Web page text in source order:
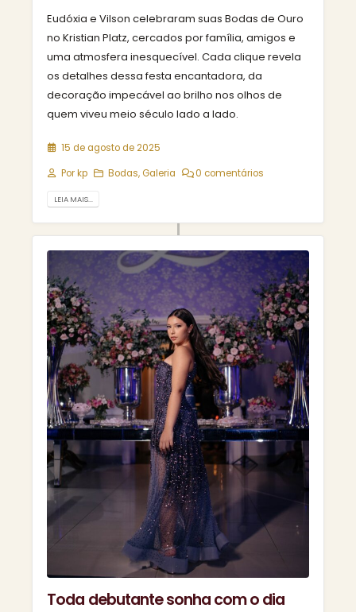
Eudóxia e Vilson celebraram suas Bodas de Ouro
no Kristian Platz, cercados por família, amigos e
uma atmosfera inesquecível. Cada clique revela
os detalhes dessa festa encantadora, da
decoração impecável ao brilho nos olhos de
quem viveu meio século lado a lado.
15 de agosto de 2025
Porkp Bodas,Galeria 0 comentários
LEIA MAIS...
Toda debutante sonha com o dia